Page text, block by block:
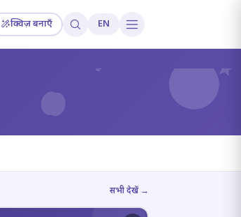
क्विज़ बनाएँ EN
?
सभी देखें →